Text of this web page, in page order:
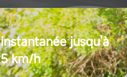
jusqu'à
km/h